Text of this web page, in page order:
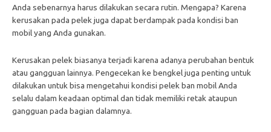
Anda sebenarnya harus dilakukan secara rutin. Mengapa? Karena
kerusakan pada pelek juga dapat berdampak pada kondisi ban
mobil yang Anda gunakan.
Kerusakan pelek biasanya terjadi karena adanya perubahan bentuk
atau gangguan lainnya. Pengecekan ke bengkel juga penting untuk
dilakukan untuk bisa mengetahui kondisi pelek ban mobil Anda
selalu dalam keadaan optimal dan tidak memiliki retak ataupun
gangguan pada bagian dalamnya.